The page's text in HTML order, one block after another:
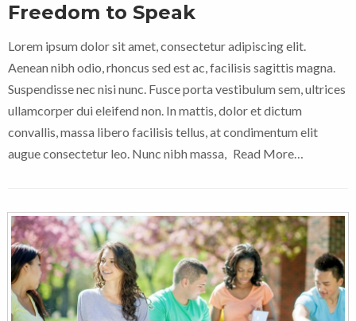
Freedom to Speak
Lorem ipsum dolor sit amet, consectetur adipiscing elit.
Aenean nibh odio, rhoncus sed est ac, facilisis sagittis magna.
Suspendisse nec nisi nunc. Fusce porta vestibulum sem, ultrices
ullamcorper dui eleifend non. In mattis, dolor et dictum
convallis, massa libero facilisis tellus, at condimentum elit
augue consectetur leo. Nunc nibh massa, Read More…